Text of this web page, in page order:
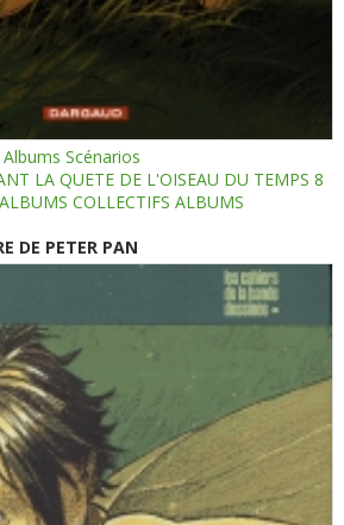
Scénarios
LA QUETE DE L'OISEAU DU TEMPS 8
ALBUMS COLLECTIFS ALBUMS
DE PETER PAN